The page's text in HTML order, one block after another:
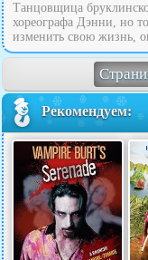
Танцовщица
хореографа Дэнни, но
изменить свою жизнь,
Рекомендуем: